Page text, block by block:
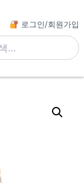
로그인/회원가입